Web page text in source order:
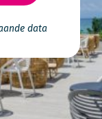
data